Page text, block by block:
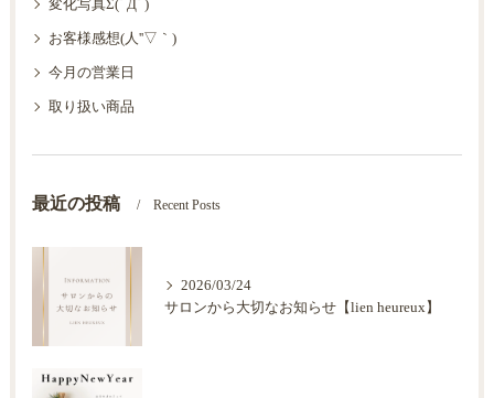
変化写真Σ(ﾟДﾟ)
お客様感想(人''▽｀)
今月の営業日
取り扱い商品
最近の投稿 Recent Posts
2026/03/24
サロンから大切なお知らせ【lien heureux】